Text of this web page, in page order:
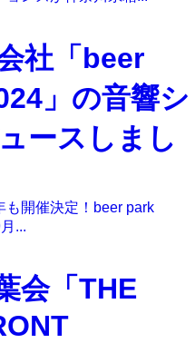
社「beer
」の音響シ
ースしまし
も開催決定！beer park
...
会「THE